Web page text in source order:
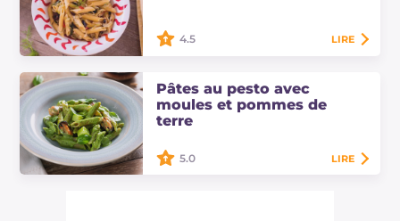
taggiasche sont un plat principal
insolite mais savoureux, préparez-le
aussi pour un déjeuner gourmand !
4.5 LIRE
Pâtes au pesto avec
moules et pommes de
terre
5.0 LIRE